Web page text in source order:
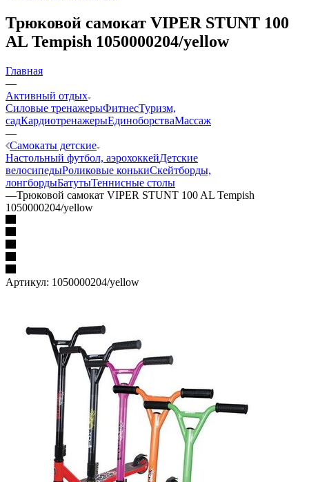
Трюковой самокат VIPER STUNT 100
AL Tempish 1050000204/yellow
Главная
—
Активный отдых
Силовые тренажерыФитнесТуризм,
садКардиотренажерыЕдиноборстваМассаж
—
Самокаты детские
Настольный футбол, аэрохоккейДетские
велосипедыРоликовые конькиСкейтборды,
лонгбордыБатутыТеннисные столы
—Трюковой самокат VIPER STUNT 100 AL Tempish
1050000204/yellow
Артикул: 1050000204/yellow